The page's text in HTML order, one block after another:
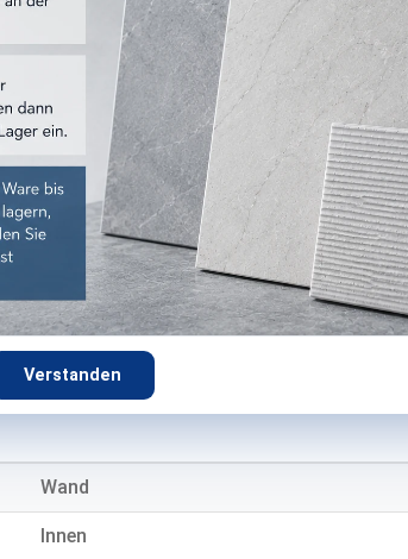
Verstanden
Country
6,5x20 cm
Mist Green
glänzend
Vintage-Optik
Steingut
8 mm
Wand
Innen